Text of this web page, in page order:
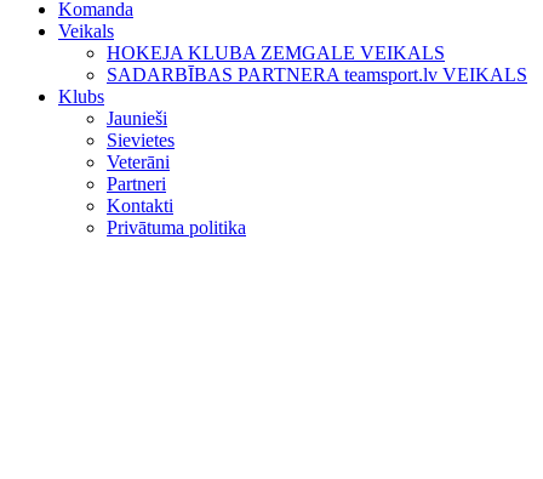
Komanda
Veikals
HOKEJA KLUBA ZEMGALE VEIKALS
SADARBĪBAS PARTNERA teamsport.lv VEIKALS
Klubs
Jaunieši
Sievietes
Veterāni
Partneri
Kontakti
Privātuma politika